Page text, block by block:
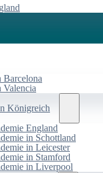
Barcelona
Valencia
Königreich
England
in Schottland
in Leicester
in Stamford
in Liverpool